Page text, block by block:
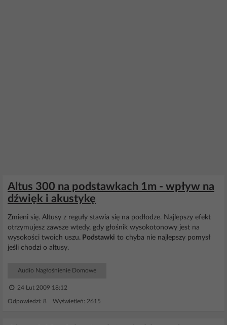
Altus 300 na podstawkach 1m - wpływ na
dźwięk i akustykę
Zmieni się. Altusy z reguły stawia się na podłodze. Najlepszy efekt
otrzymujesz zawsze wtedy, gdy głośnik wysokotonowy jest na
wysokości twoich uszu. Podstawki to chyba nie najlepszy pomysł
jeśli chodzi o altusy.
Audio Nagłośnienie Domowe
24 Lut 2009 18:12
Odpowiedzi: 8 Wyświetleń: 2615